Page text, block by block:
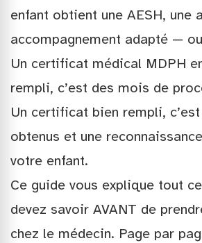
enfant obtient une AESH, une
accompagnement adapté —
Un certificat médical MDPH
rempli, c’est des mois de
Un certificat bien rempli,
obtenus et une
votre enfant.
Ce guide vous explique tout
devez savoir AVANT de
chez le médecin. Page par